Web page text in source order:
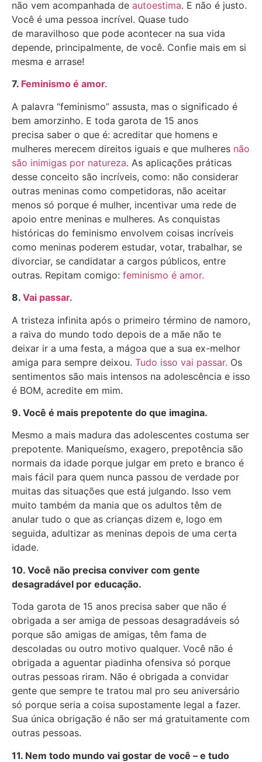
não vem acompanhada de autoestima. E não é justo.
Você é uma pessoa incrível. Quase tudo
de maravilhoso que pode acontecer na sua vida
depende, principalmente, de você. Confie mais em si
mesma e arrase!
7. Feminismo é amor.
A palavra “feminismo” assusta, mas o significado é
bem amorzinho. E toda garota de 15 anos
precisa saber o que é: acreditar que homens e
mulheres merecem direitos iguais e que mulheres não
são inimigas por natureza. As aplicações práticas
desse conceito são incríveis, como: não considerar
outras meninas como competidoras, não aceitar
menos só porque é mulher, incentivar uma rede de
apoio entre meninas e mulheres. As conquistas
históricas do feminismo envolvem coisas incríveis
como meninas poderem estudar, votar, trabalhar, se
divorciar, se candidatar a cargos públicos, entre
outras. Repitam comigo: feminismo é amor.
8. Vai passar.
A tristeza infinita após o primeiro término de namoro,
a raiva do mundo todo depois de a mãe não te
deixar ir a uma festa, a mágoa que a sua ex-melhor
amiga para sempre deixou. Tudo isso vai passar. Os
sentimentos são mais intensos na adolescência e isso
é BOM, acredite em mim.
9. Você é mais prepotente do que imagina.
Mesmo a mais madura das adolescentes costuma ser
prepotente. Maniqueísmo, exagero, prepotência são
normais da idade porque julgar em preto e branco é
mais fácil para quem nunca passou de verdade por
muitas das situações que está julgando. Isso vem
muito também da mania que os adultos têm de
anular tudo o que as crianças dizem e, logo em
seguida, adultizar as meninas depois de uma certa
idade.
10. Você não precisa conviver com gente
desagradável por educação.
Toda garota de 15 anos precisa saber que não é
obrigada a ser amiga de pessoas desagradáveis só
porque são amigas de amigas, têm fama de
descoladas ou outro motivo qualquer. Você não é
obrigada a aguentar piadinha ofensiva só porque
outras pessoas riram. Não é obrigada a convidar
gente que sempre te tratou mal pro seu aniversário
só porque seria a coisa supostamente legal a fazer.
Sua única obrigação é não ser má gratuitamente com
outras pessoas.
11. Nem todo mundo vai gostar de você – e tudo